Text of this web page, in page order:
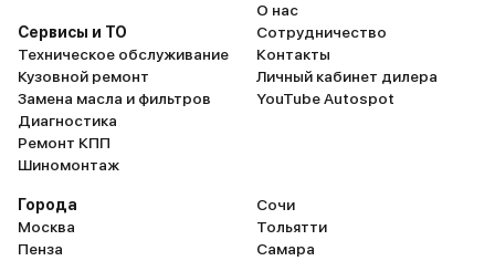
Сервисы и ТО
Техническое обслуживание
Кузовной ремонт
Замена масла и фильтров
Диагностика
Ремонт КПП
Шиномонтаж
О нас
Сотрудничество
Контакты
Личный кабинет дилера
YouTube Autospot
Города
Москва
Пенза
Сочи
Тольятти
Самара